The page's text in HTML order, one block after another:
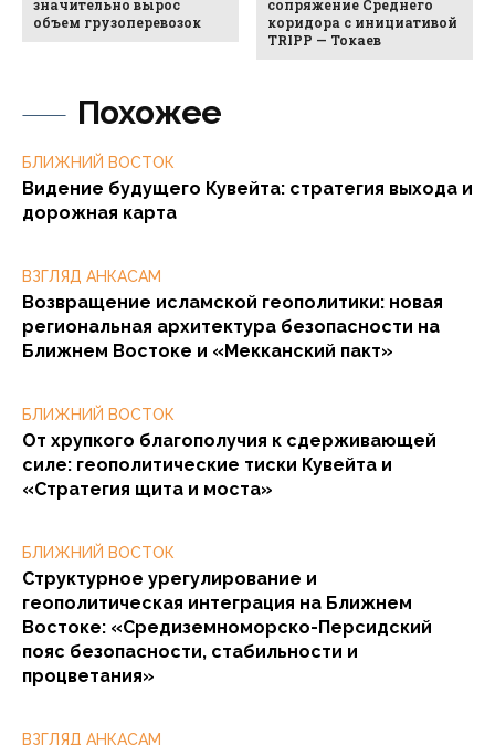
Похожее
БЛИЖНИЙ ВОСТОК
Видение будущего Кувейта: стратегия выхода и
дорожная карта
ВЗГЛЯД АНКАСАМ
Возвращение исламской геополитики: новая
региональная архитектура безопасности на
Ближнем Востоке и «Мекканский пакт»
БЛИЖНИЙ ВОСТОК
От хрупкого благополучия к сдерживающей
силе: геополитические тиски Кувейта и
«Стратегия щита и моста»
БЛИЖНИЙ ВОСТОК
Структурное урегулирование и
геополитическая интеграция на Ближнем
Востоке: «Средиземноморско-Персидский
пояс безопасности, стабильности и
процветания»
ВЗГЛЯД АНКАСАМ
значительно вырос
объем грузоперевозок
сопряжение Среднего
коридора с инициативой
TRIPP — Токаев